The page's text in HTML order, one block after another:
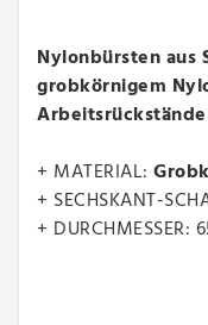
Nylonbürsten aus
grobkörnigem
+ MATERIAL:
+ SECHSKANT-
+ DURCHMESSER: